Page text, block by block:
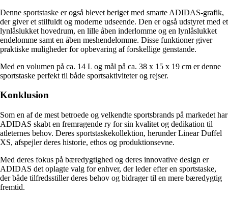
Denne sportstaske er også blevet beriget med smarte ADIDAS-grafik,
der giver et stilfuldt og moderne udseende. Den er også udstyret med et
lynlåslukket hovedrum, en lille åben inderlomme og en lynlåslukket
endelomme samt en åben meshendelomme. Disse funktioner giver
praktiske muligheder for opbevaring af forskellige genstande.
Med en volumen på ca. 14 L og mål på ca. 38 x 15 x 19 cm er denne
sportstaske perfekt til både sportsaktiviteter og rejser.
Konklusion
Som en af de mest betroede og velkendte sportsbrands på markedet har
ADIDAS skabt en fremragende ry for sin kvalitet og dedikation til
atleternes behov. Deres sportstaskekollektion, herunder Linear Duffel
XS, afspejler deres historie, ethos og produktionsevne.
Med deres fokus på bæredygtighed og deres innovative design er
ADIDAS det oplagte valg for enhver, der leder efter en sportstaske,
der både tilfredsstiller deres behov og bidrager til en mere bæredygtig
fremtid.